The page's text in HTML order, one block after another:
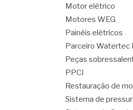
Motor elétrico
Motores WEG
Painéis elétricos
Parceiro Watertec
Peças
PPCI
Restauração de
Sistema de